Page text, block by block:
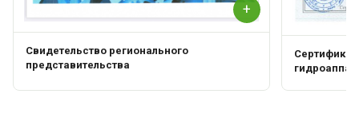
+
Свидетельство регионального
представительства
Сертификат